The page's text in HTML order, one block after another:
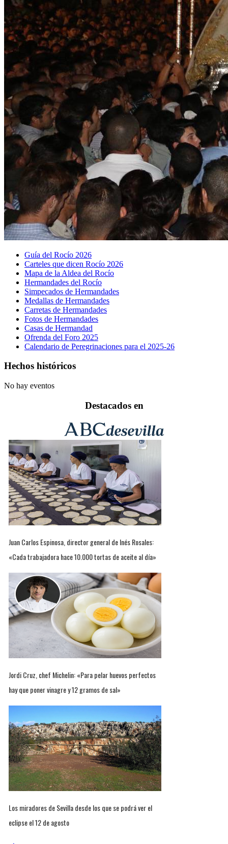
Guía del Rocío 2026
Carteles que dicen Rocío 2026
Mapa de la Aldea del Rocío
Hermandades del Rocío
Simpecados de Hermandades
Medallas de Hermandades
Carretas de Hermandades
Fotos de Hermandades
Casas de Hermandad
Ofrenda del Foro 2025
Calendario de Peregrinaciones para el 2025-26
Hechos históricos
No hay eventos
Destacados en
Juan Carlos Espinosa, director general de Inés Rosales:
«Cada trabajadora hace 10.000 tortas de aceite al día»
Jordi Cruz, chef Michelin: «Para pelar huevos perfectos
hay que poner vinagre y 12 gramos de sal»
Los miradores de Sevilla desde los que se podrá ver el
eclipse el 12 de agosto